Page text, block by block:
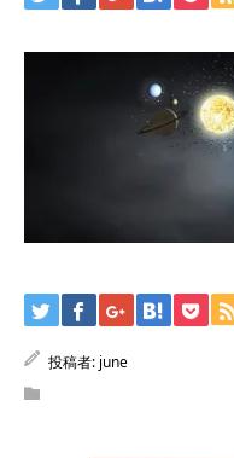
投稿者: june
お問い合わせ